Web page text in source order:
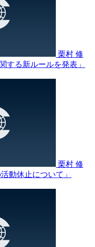
栗村 修
する新ルールを発表」
栗村 修
動休止について」